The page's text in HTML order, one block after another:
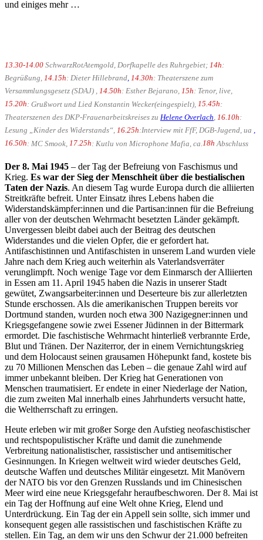
und einiges mehr …
13.30-14.00 SchwarzRotAtemgold, Dorfkapelle des Ruhrgebiet; 14h :
Begrüßung, 14.15h : Dieter Hillebrand 14.30h : Theaterszene zum
Versammlungsgesetz (SDAJ) , 14.50h: Esther Bejarano, 15h: Tenor, live,
15.20h : Grußwort und Lied Konstantin Wecker(eingespielt), 15.45h :
Theaterszenen des DKP-Frauenarbeitskreises zu Helene Overlach 16.10h :
Lesung „Kinder des Widerstands“, 16.25h:Interview mit FfF, DGB-Jugend, ua ,
16.50h : MC Smook, 17.25h : Kutlu von Microphone Mafia, ca. 18h Abschluss
Der 8. Mai 1945 – der Tag der Befreiung von Faschismus und
Krieg. Es war der Sieg der Menschheit über die bestialischen
Taten der Nazis. An diesem Tag wurde Europa durch die alliierten
Streitkräfte befreit. Unter Einsatz ihres Lebens haben die
Widerstandskämpfer:innen und die Partisan:innen für die Befreiung
aller von der deutschen Wehrmacht besetzten Länder gekämpft.
Unvergessen bleibt dabei auch der Beitrag des deutschen
Widerstandes und die vielen Opfer, die er gefordert hat.
Antifaschistinnen und Antifaschisten in unserem Land wurden viele
Jahre nach dem Krieg auch weiterhin als Vaterlandsverräter
verunglimpft. Noch wenige Tage vor dem Einmarsch der Alliierten
in Essen am 11. April 1945 haben die Nazis in unserer Stadt
gewütet, Zwangsarbeiter:innen und Deserteure bis zur allerletzten
Stunde erschossen. Als die amerikanischen Truppen bereits vor
Dortmund standen, wurden noch etwa 300 Nazigegner:innen und
Kriegsgefangene sowie zwei Essener Jüdinnen in der Bittermark
ermordet. Die faschistische Wehrmacht hinterließ verbrannte Erde,
Blut und Tränen. Der Naziterror, der in einem Vernichtungskrieg
und dem Holocaust seinen grausamen Höhepunkt fand, kostete bis
zu 70 Millionen Menschen das Leben – die genaue Zahl wird auf
immer unbekannt bleiben. Der Krieg hat Generationen von
Menschen traumatisiert. Er endete in einer Niederlage der Nation,
die zum zweiten Mal innerhalb eines Jahrhunderts versucht hatte,
die Weltherrschaft zu erringen.
Heute erleben wir mit großer Sorge den Aufstieg neofaschistischer
und rechtspopulistischer Kräfte und damit die zunehmende
Verbreitung nationalistischer, rassistischer und antisemitischer
Gesinnungen. In Kriegen weltweit wird wieder deutsches Geld,
deutsche Waffen und deutsches Militär eingesetzt. Mit Manövern
der NATO bis vor den Grenzen Russlands und im Chinesischen
Meer wird eine neue Kriegsgefahr heraufbeschworen. Der 8. Mai ist
ein Tag der Hoffnung auf eine Welt ohne Krieg, Elend und
Unterdrückung. Ein Tag der ein Appell sein sollte, sich immer und
konsequent gegen alle rassistischen und faschistischen Kräfte zu
stellen. Ein Tag, an dem wir uns den Schwur der 21.000 befreiten